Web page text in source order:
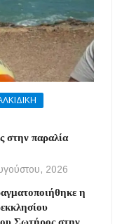
στην παραλία
2026
η